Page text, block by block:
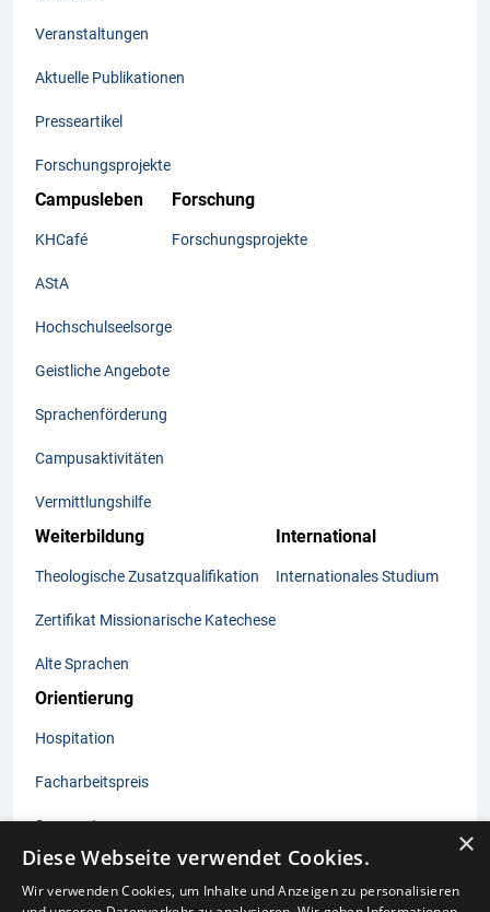
Veranstaltungen
Aktuelle Publikationen
Presseartikel
Forschungsprojekte
Campusleben
KHCafé
AStA
Hochschulseelsorge
Geistliche Angebote
Sprachenförderung
Campusaktivitäten
Vermittlungshilfe
Forschung
Forschungsprojekte
Weiterbildung
Theologische Zusatzqualifikation
Zertifikat Missionarische Katechese
Alte Sprachen
International
Internationales Studium
Orientierung
Hospitation
Facharbeitspreis
Sommertage
×
Diese Webseite verwendet Cookies.
Wir verwenden Cookies, um Inhalte und Anzeigen zu personalisieren